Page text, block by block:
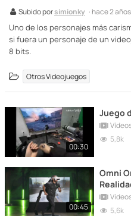
Subido porsimionky · hace 2 años
Uno de los personajes más
si fuera un personaje de un
8 bits.
Otros Videojuegos
00:30
Juego
5,8k
00:45
Omni
5,6k